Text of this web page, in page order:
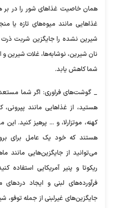
همان خاصیت غذا‌های شور را در بر
غذا‌هایی مانند میوه‌های تازه یا
شیرین نشده را جایگزین شربت ذرت با
نان شیرین، نوشابه‌ها، غلات شیرین
شما کاهش یابد.
_ گوشت‌های فراوری: اگر شما
هستید، از غذا‌هایی مانند
کهنه، موتزارلا، و ... پرهیز کنید.
هستند که خود یک عامل برای
می‌توانید از جایگزین‌هایی مانند
ریکوتا و پنیر آمریکایی استفاده
فرآورده‌های لبنی و ایجاد درد‌های
جایگزین‌های غیرلبنی از جمله توفو،